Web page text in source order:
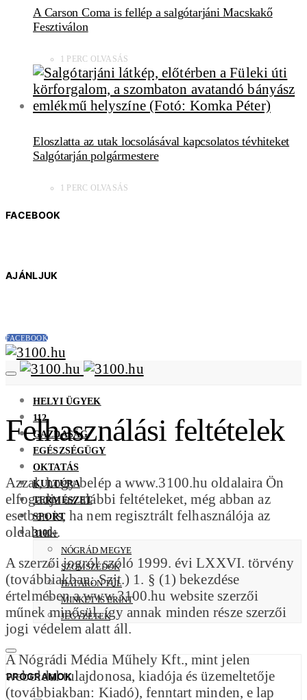
A Carson Coma is fellép a salgótarjáni Macskakő
Fesztiválon
1 PERC OLVASÁS
Eloszlatta az utak locsolásával kapcsolatos tévhiteket
Salgótarján polgármestere
1 PERC OLVASÁS
FACEBOOK
AJÁNLJUK
FACEBOOK
HELYI ÜGYEK
112
GAZDASÁG
EGÉSZSÉGÜGY
OKTATÁS
KULTÚRA
TERMÉSZET
SPORT
3100+
NÓGRÁD MEGYE
SZOMSZÉDOK
HATÁRON TÚL
MINKET IS ÉRINT
JEGYZETEK
PROGRAMOK
Felhasználási feltételek
Azzal, hogy belép a www.3100.hu oldalaira Ön
elfogadja az alábbi feltételeket, még abban az
esetben is, ha nem regisztrált felhasználója az
oldalnak.
A szerzői jogról szóló 1999. évi LXXVI. törvény
(továbbiakban: Szjt.) 1. § (1) bekezdése
értelmében a www.3100.hu website szerzői
műnek minősül, így annak minden része szerzői
jogi védelem alatt áll.
A Nógrádi Média Műhely Kft., mint jelen
weboldal tulajdonosa, kiadója és üzemeltetője
(továbbiakban: Kiadó), fenntart minden, e lap